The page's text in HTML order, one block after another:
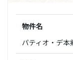
物件名
パティオ・デ本